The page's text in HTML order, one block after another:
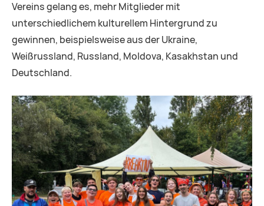
Vereins gelang es, mehr Mitglieder mit
unterschiedlichem kulturellem Hintergrund zu
gewinnen, beispielsweise aus der Ukraine,
Weißrussland, Russland, Moldova, Kasakhstan und
Deutschland.